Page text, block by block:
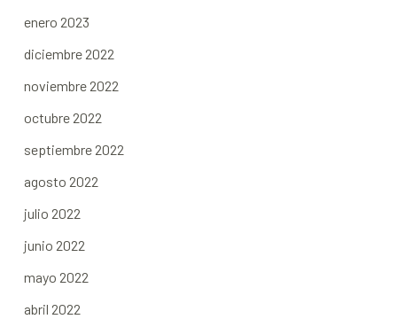
enero 2023
diciembre 2022
noviembre 2022
octubre 2022
septiembre 2022
agosto 2022
julio 2022
junio 2022
mayo 2022
abril 2022